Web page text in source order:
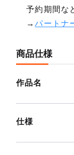
予約期間な
→パートナ
商品仕様
作品名
仕様